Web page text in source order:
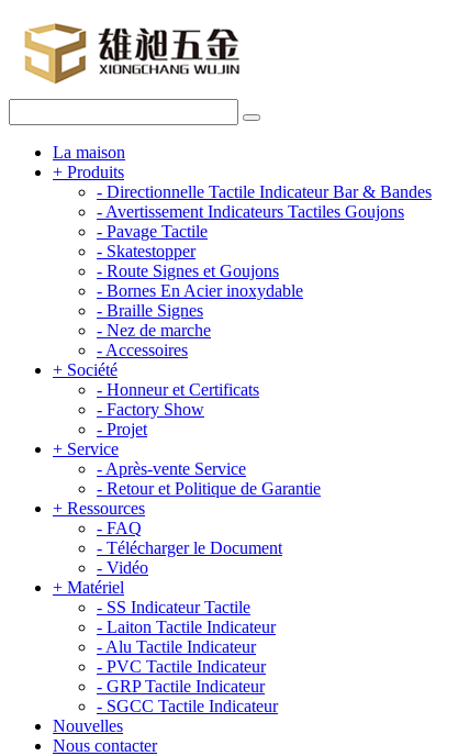
La maison
+ Produits
- Directionnelle Tactile Indicateur Bar & Bandes
- Avertissement Indicateurs Tactiles Goujons
- Pavage Tactile
- Skatestopper
- Route Signes et Goujons
- Bornes En Acier inoxydable
- Braille Signes
- Nez de marche
- Accessoires
+ Société
- Honneur et Certificats
- Factory Show
- Projet
+ Service
- Après-vente Service
- Retour et Politique de Garantie
+ Ressources
- FAQ
- Télécharger le Document
- Vidéo
+ Matériel
- SS Indicateur Tactile
- Laiton Tactile Indicateur
- Alu Tactile Indicateur
- PVC Tactile Indicateur
- GRP Tactile Indicateur
- SGCC Tactile Indicateur
Nouvelles
Nous contacter